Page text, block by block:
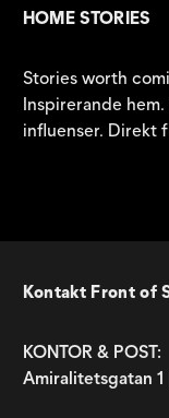
HOME STORIES
Stories worth
Inspirerande
influenser. Direkt
Kontakt Front of
KONTOR & POST:
Amiralitetsgatan 1